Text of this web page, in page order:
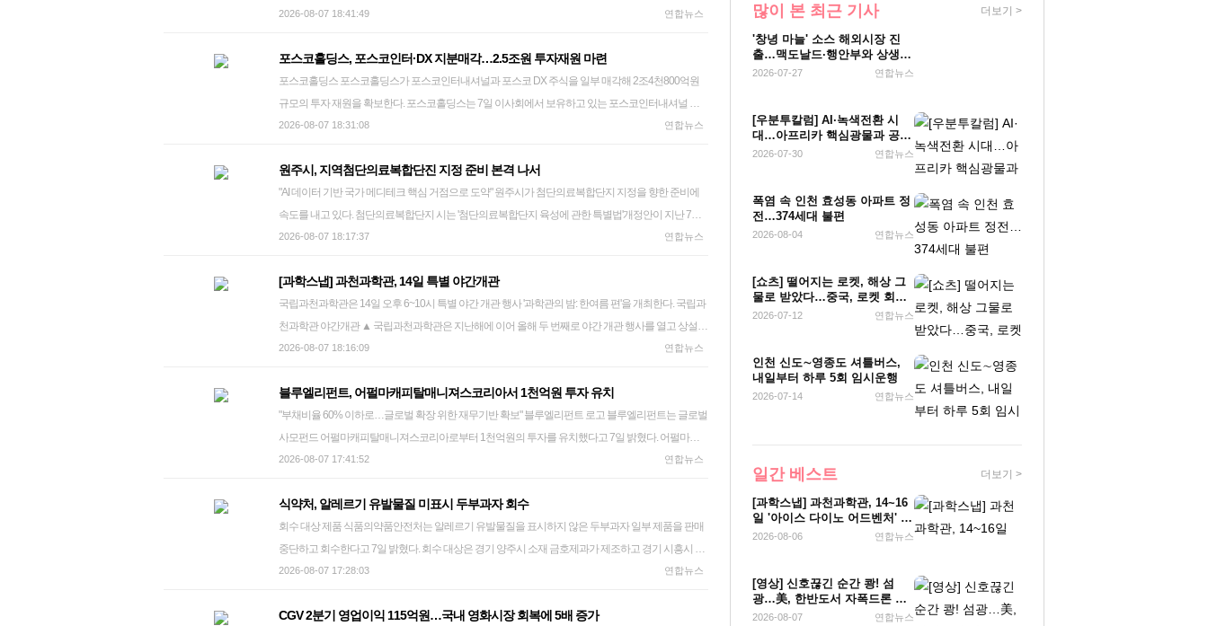
에 쓰이는 유기황 화합물인 '이산화티오요소'로 파악됐다. 소방당국은 이 물질이 물과 반응하면 연기가
중화 작업을 했다. 이어 연기가 잦아들자 대원들을 투입해 100ℓ짜리 통에 이산화티오요소를 소분해 밖
으로 실어 내는 등 8시간 30여분 만인 오후 4시 20분께 안전조치를 마쳤다. 소방당국 관계자는 "안전 조
치를 마친 뒤에도 반출하지 못한 이산화티오요소가 남아 있어 저녁까지 현장을 지켰으나, 폐기물 처리
업체 사정으로 모두 옮기지는 못했다"며 "남은 화학물질도 신속히 반출할 것"이라고 말했다. 119 공교
동일 물질에서 먼저 발화가 일어났다. 이 업체는 지난 3월부터 구관에 있던 화학물질과 장비 등을 신관
으로 이전하는 작업을 진행해왔는데 이 기간 연이틀 두 건물에서 잇달아 문제가 발생한 것이다. 소방
당국은 20ℓ 용량의 플라스틱 용기에 보관돼 있던 이산화티오요소가 고온에서 팽창하며 자연 발화해
연기가 발생한 것으로 보고 있다. 현재 이 공장의 신관과 구관 내부에는 모두 7t의 화학물질이 보관돼
를 조사하는 한편, 유사 사고 예방을 위해 당분간 해당 공장에 대한 점검 및 안전관리를 강화할 계획이
다. 아울러 이산화티오요소가 독성 가스를 배출하는 '유해화학물질'임에도 현행법상 '위험물'로는 지정
되지 않아 현황 파악 및 관리에 어려움이 있다고 판단, 관계 기관에 철저한 관리 필요성을 통보할 방침
이다. 소방당국 관계자는 "이산화티오요소는 일반 화학물로 분류돼 '화학물질 배출 이동량정보시스
를 파악하고 안전관리 방안을 검토하겠다"고 말했다. kyh@yna.co.kr sol@yna.co.kr
기 회장 선임을 시도했으나 추대위 편중 지적에 회장 선임 절차를 다시 밟기로 했다고 밝혔다. 앞서 섬
의와 업계 의견 수렴을 거쳐 최병오 현 회장을 차기 회장으로 이날 추대했다. 그러나 이날 임시총회에
서 추대위가 편중된 탓에 다양성을 확보하지 못했다는 의견이 제기됐고, 이에 따라 추대위를 새로 구
성해 회장 선임 절차를 처음부터 다시 시작하기로 했다. 오는 18일까지였던 최 회장의 임기는 차기 회
장이 선임되기 전까지 최대 6개월간 연장된다. 최 회장은 이날 임시총회에서 "회장 추대와 연합회의 역
뜻이 담겨 있다고 생각한다"며 "섬산련이 업계와 소통과 협력을 강화하고, 현장의 다양한 목소리를 하
나로 모으는 구심점 역할을 해야 한다"고 말했다. shlamazel@yna.co.kr
2026-08-07 18:41:49 연합뉴스
포스코홀딩스, 포스코인터·DX 지분매각…2.5조원 투자재원 마련
포스코홀딩스 포스코홀딩스가 포스코인터내셔널과 포스코 DX 주식을 일부 매각해 2조4천800억원
규모의 투자 재원을 확보한다. 포스코홀딩스는 7일 이사회에서 보유하고 있는 포스코인터내셔널 주
식 중 3천643만4천963주를 처분하기로 의결했다고 공시했다. 처분 금액은 2조184억9천695만원으로
기로 했다. 주당 가격은 2만600원으로 산정됐다. 두 회사 주식에 대한 처분 예정일은 오는 9월 7일이다.
포스코홀딩스는 "지주회사 디스카운트 해소와 기업가치 제고를 위한 전략적 투자재원을 확보하기 위
한 것"이라고 처분 목적을 밝혔다. 처분을 완료하면 포스코인터내셔널에 대한 포스코홀딩스의 지분 비
율은 70.71%에서 50.00%로, 포스코 DX에 대한 지분은 65.38%에서 50.00%로 줄어든다. 다만 두 회사
예정이라고 설명했다. 계약기간은 3년이다. PRS는 기업이 보유 주식을 기초자산으로 금융기관과 계
약을 체결하고 정산 시기에 주가 변동분에 따른 차액을 정산하는 장외파생상품이다. boin@yna.co.kr
2026-08-07 18:31:08 연합뉴스
원주시, 지역첨단의료복합단진 지정 준비 본격 나서
"AI 데이터 기반 국가 메디테크 핵심 거점으로 도약" 원주시가 첨단의료복합단지 지정을 향한 준비에
속도를 내고 있다. 첨단의료복합단지 시는 '첨단의료복합단지 육성에 관한 특별법'개정안이 지난 7월
29일 국회 법제사법위원회에서 수정 가결돼 본회의 심의를 앞두고 있다고 7일 밝혔다. 보건복지부 장
을 지역첨단의료복합단지로 지정·고시할 수 있도록 한 것이 개정안의 핵심 내용이다. 법안이 본회의를
통과해 시행되면 원주는 30년 가까이 축적한 의료기기산업 기반을 토대로 강원도와 함께 지역첨단의
료복합단지 지정을 추진할 수 있는 제도적 기반을 갖추게 된다. 원주는 1998년 의료기기창업보육센터
개소를 시작으로 기업 집적과 산업 기반 축적을 통해 국내 대표 의료기기산업 클러스터로 성장해 왔
메디테크(MedTech) 혁신허브'를 원주형 지역첨복단지 모델로 구체화할 계획이다. 이를 위해 서원주역
세권은 의료AI 앵커거점으로, 기업도시는 제조 AX·양산 및 스케일업 거점으로 육성한다. 신평농공단
지에는 핵심 연구시설을 집적하고, 태봉산업단지는 기업유치와 투자·수출을 견인하는 성장거점으로
조성해 도시 전역을 하나의 '메디테크 산업 플랫폼'으로 작동하도록 한다는 구상이다. 시는 지난해 수
차에 착수할 수 있도록 도와 관계기관의 협력 체계를 강화할 방침이다. 구자열 시장은 "원주는 30년간
축적한 의료기기산업 클러스터와 기업지원체계, 공공기관의 의료데이터·보험 전문성, 병원의 임상 역
량을 한 도시 안에서 연결할 수 있는 독보적인 경쟁력을 갖추고 있다"며 "반드시 지역첨단의료복합단
지로 지정받아 의료기술 혁신을 선도하는 국가 핵심 거점으로 도약시키겠다"고 말했다. jlee@yna.co.kr
2026-08-07 18:17:37 연합뉴스
[과학스냅] 과천과학관, 14일 특별 야간개관
국립과천과학관은 14일 오후 6~10시 특별 야간 개관 행사 '과학관의 밤: 한여름 편'을 개최한다. 국립과
천과학관 야간개관 ▲ 국립과천과학관은 지난해에 이어 올해 두 번째로 야간 개관 행사를 열고 상설전
시관과 양자세대 기획전을 무료 개방한다. 또 칠석 전 천문 특별관측회, 전시해설, 체험프로그램 등을
자연사관에서는 성인 대상 특별 프로그램 '한여름 밤의 과학관 사라짐에 대하여: 과학과 문학의 변
주'를 사전예약을 통해 유료로 운영한다. 자세한 내용은 과천과학관 홈페이지에서 보면 된다.
shjo@yna.co.kr
2026-08-07 18:16:09 연합뉴스
블루엘리펀트, 어펄마캐피탈매니져스코리아서 1천억원 투자 유치
"부채비율 60% 이하로…글로벌 확장 위한 재무기반 확보" 블루엘리펀트 로고 블루엘리펀트는 글로벌
사모펀드 어펄마캐피탈매니져스코리아로부터 1천억원의 투자를 유치했다고 7일 밝혔다. 어펄마캐
피탈은 우선 750억원을 투자해 구주와 신주를 인수한다. 또 6개월 내 250억원의 추가 납입 옵션을 행
블루엘리펀트는 이번 투자 과정에서 4천억원대의 기업가치를 인정받았으며, 글로벌 아이웨어 시장에
서의 성장 잠재력과 경쟁력을 검증받았다고 설명했다. 또 이번 투자 유치로 작년 말 307%에 달했던 부
채비율이 60% 이하로 개선돼 글로벌 확장을 뒷받침할 재무 기반을 확보하게 됐다고 강조했다. 블루엘
리펀트는 이를 발판으로 미국과 일본 등 핵심 시장에서 매장 네트워크와 온라인 채널을 확대하는 한
shlamazel@yna.co.kr
2026-08-07 17:41:52 연합뉴스
식약처, 알레르기 유발물질 미표시 두부과자 회수
회수 대상 제품 식품의약품안전처는 알레르기 유발물질을 표시하지 않은 두부과자 일부 제품을 판매
중단하고 회수한다고 7일 밝혔다. 회수 대상은 경기 양주시 소재 금호제과가 제조하고 경기 시흥시 소
재 해오름식품주식회사가 판매한 두부과자 중 소비기한이 각각 내년 6월 29일과 내년 7월 14일로 표
제품을 구매한 소비자는 섭취를 중단하고 구입처에 반품해달라"고 요청했다. sun@yna.co.kr
2026-08-07 17:28:03 연합뉴스
CGV 2분기 영업이익 115억원…국내 영화시장 회복에 5배 증가
많이 본 최근 기사 더보기 >
'창녕 마늘' 소스 해외시장 진
출…맥도날드·행안부와 상생
협업
2026-07-27 연합뉴스
[우분투칼럼] AI·녹색전환 시
대…아프리카 핵심광물과 공급
망 재편
2026-07-30 연합뉴스
폭염 속 인천 효성동 아파트 정
전…374세대 불편
2026-08-04 연합뉴스
[쇼츠] 떨어지는 로켓, 해상 그
물로 받았다…중국, 로켓 회수
첫 성공
2026-07-12 연합뉴스
인천 신도∼영종도 셔틀버스,
내일부터 하루 5회 임시운행
2026-07-14 연합뉴스
일간 베스트 더보기 >
[과학스냅] 과천과학관, 14~16
일 '아이스 다이노 어드벤처' 운
영
2026-08-06 연합뉴스
[영상] 신호끊긴 순간 쾅! 섬
광…美, 한반도서 자폭드론 첫
실사격 공개
2026-08-07 연합뉴스